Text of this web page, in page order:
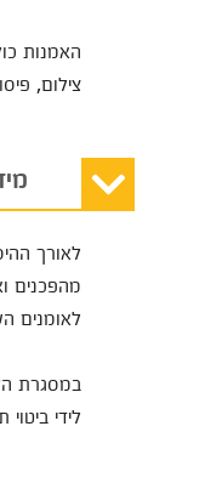
האמנות
צילום,
לאורך
מהפכנים
לאומנים
במסגרת
לידי